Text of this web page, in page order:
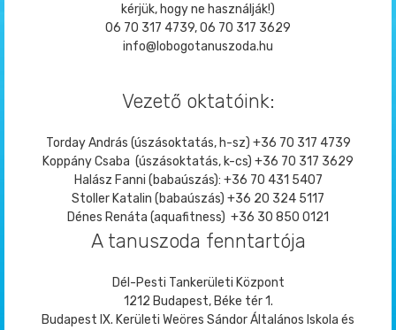
kérjük, hogy ne használják!)
06 70 317 4739, 06 70 317 3629
info@lobogotanuszoda.hu
Vezető oktatóink:
Torday András (úszásoktatás, h-sz) +36 70 317 4739
Koppány Csaba (úszásoktatás, k-cs) +36 70 317 3629
Halász Fanni (babaúszás): +36 70 431 5407
Stoller Katalin (babaúszás) +36 20 324 5117
Dénes Renáta (aquafitness) +36 30 850 0121
A tanuszoda fenntartója
Dél-Pesti Tankerületi Központ
1212 Budapest, Béke tér 1.
Budapest IX. Kerületi Weöres Sándor Általános Iskola és